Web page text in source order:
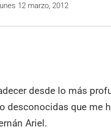
lunes 12 marzo, 2012
desde lo más
desconocidas que me
Ariel.